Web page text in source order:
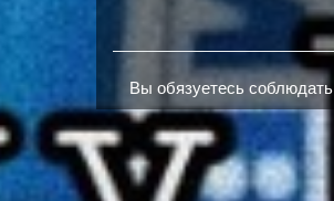
Вы обязуетесь соблюдать